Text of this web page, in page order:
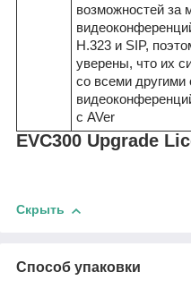
возможностей за
H.323 и SIP,
уверены, что их
со всеми
с AVer
EVC300 Upgrade
Скрыть
Способ упаковки